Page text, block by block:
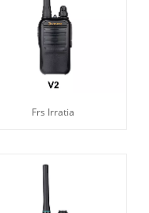
Frs Irratia